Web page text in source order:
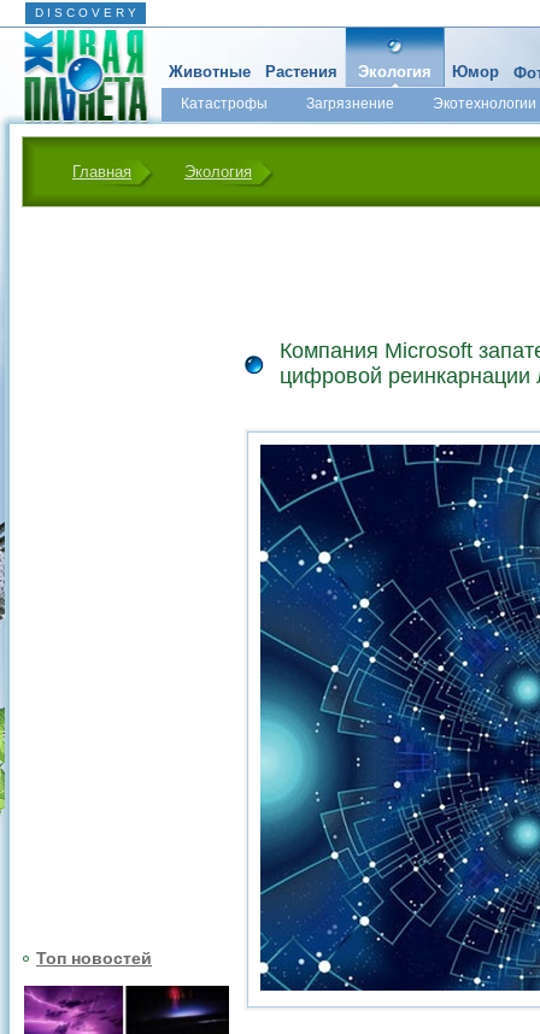
D I S C O V E R Y
Животные Растения Экология
Катастрофы Загрязнение Экотехнологии
Юмор
Главная Экология
Топ новостей
Компания Microsoft
цифровой реинкарнации